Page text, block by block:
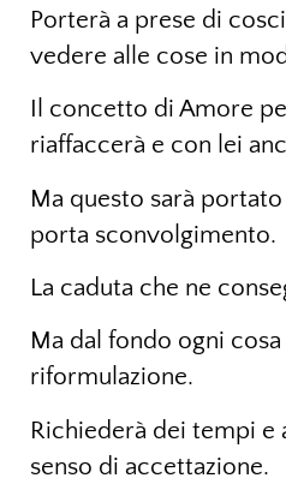
Porterà a prese di
vedere alle cose in
Il concetto di Amore
riaffaccerà e con lei
Ma questo sarà
porta sconvolgimento.
La caduta che ne
Ma dal fondo ogni
riformulazione.
Richiederà dei tempi e
senso di accettazione.